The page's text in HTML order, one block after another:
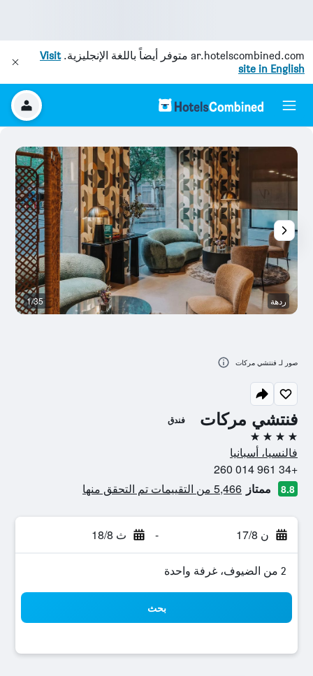
ar.hotelscombined.com متوفر أيضاً باللغة الإنجليزية.Visit
site in English
فنتشي مركات فندق
4 نجوم
فالنسيا، أسبانيا
+34 961 014 260
8.8 ممتاز 5,466 من التقييمات تم التحقق منها
ن 17/8 - ث 18/8
2 من الضيوف، غرفة واحدة
بحث
ردهة 1/35
صور لـ فنتشي مركات